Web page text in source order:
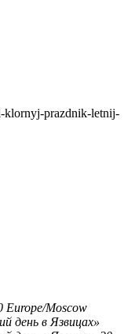
klornyj-prazdnik-letnij-
Europe/Moscow
день в Язвицах»